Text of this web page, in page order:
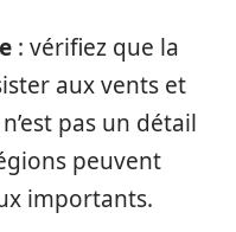
: vérifiez que la
aux vents et
pas un détail
peuvent
importants.